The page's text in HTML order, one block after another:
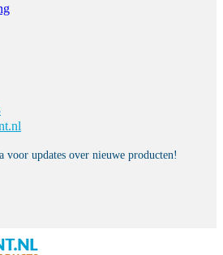
voor updates over nieuwe producten!